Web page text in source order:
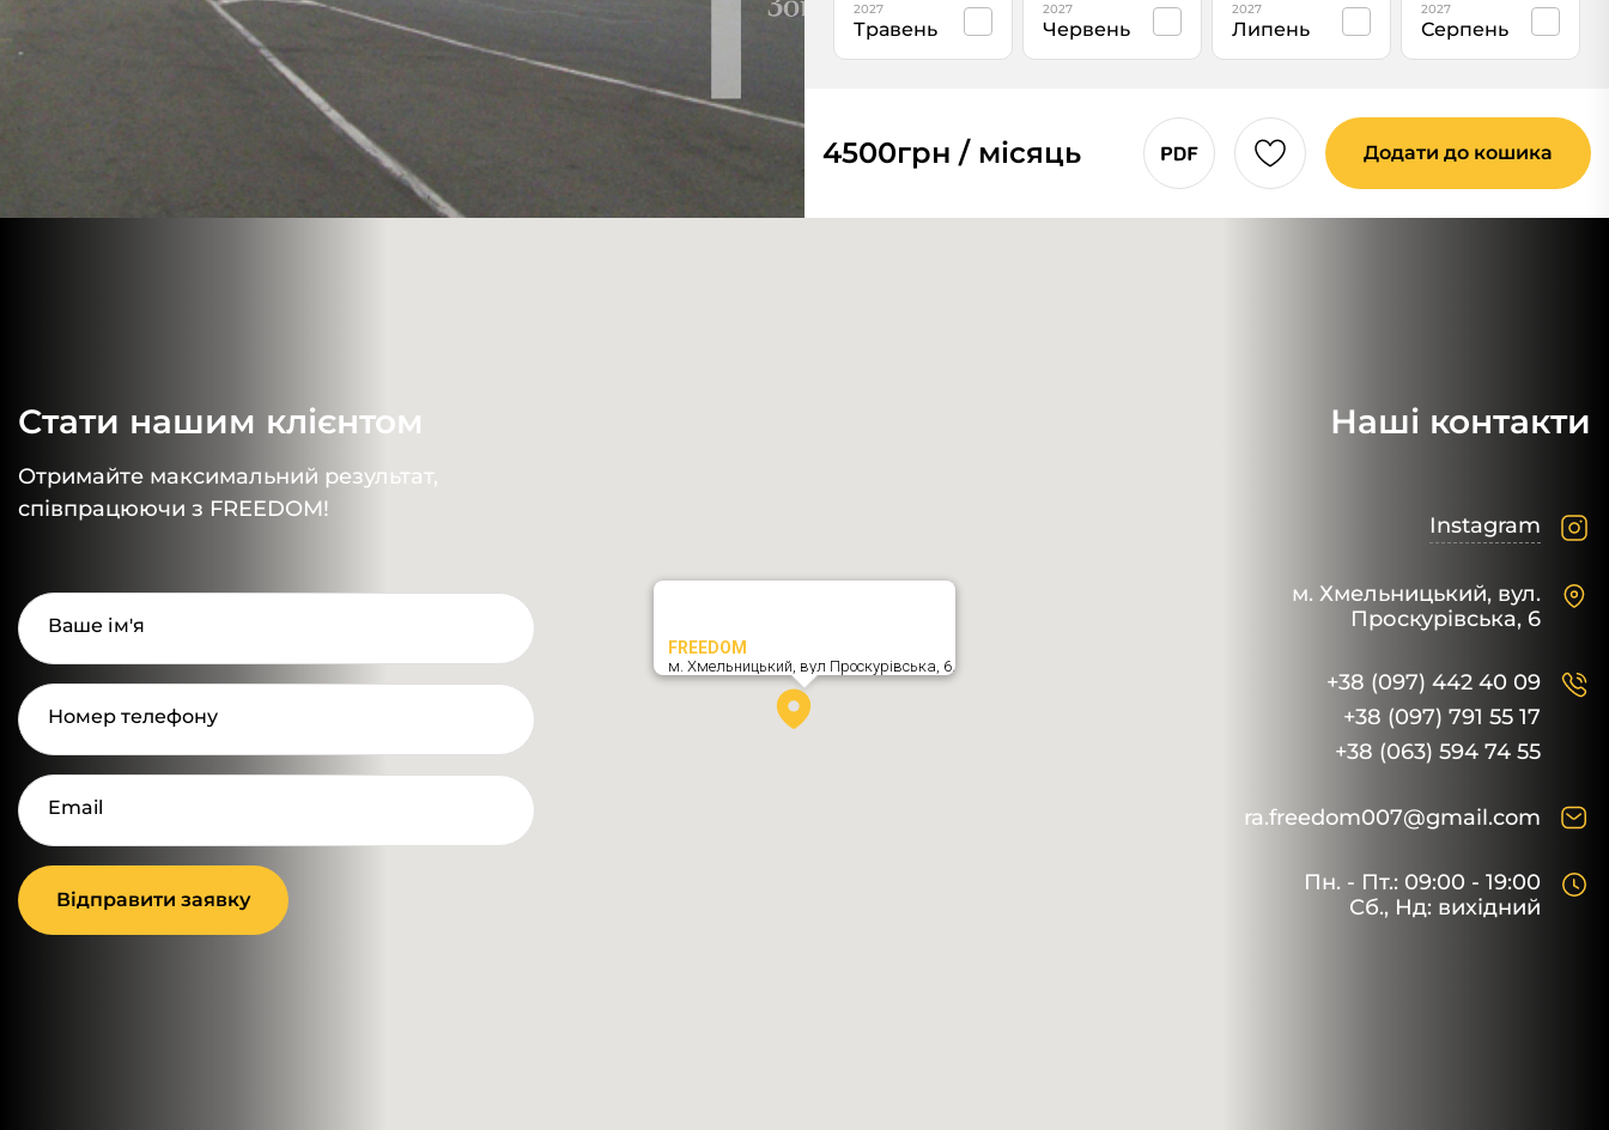
2027
Травень
2027
Червень
2027
Липень
2027
Серпень
4500грн / місяць Додати до кошика
Стати нашим клієнтом
Отримайте максимальний результат,
співпрацюючи з FREEDOM!
Ваше ім'я
Номер телефону
Email
Відправити заявку
Наші контакти
Instagram
м. Хмельницький, вул.
Проскурівська, 6
+38 (097) 442 40 09
+38 (097) 791 55 17
+38 (063) 594 74 55
ra.freedom007@gmail.com
Пн. - Пт.: 09:00 - 19:00
Сб., Нд: вихідний
FREEDOM
м. Хмельницький, вул Проскурівська, 6,